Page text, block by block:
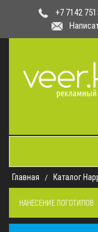
+7 7142
Главная
Каталог
НАНЕСЕНИЕ ЛОГОТИПОВ